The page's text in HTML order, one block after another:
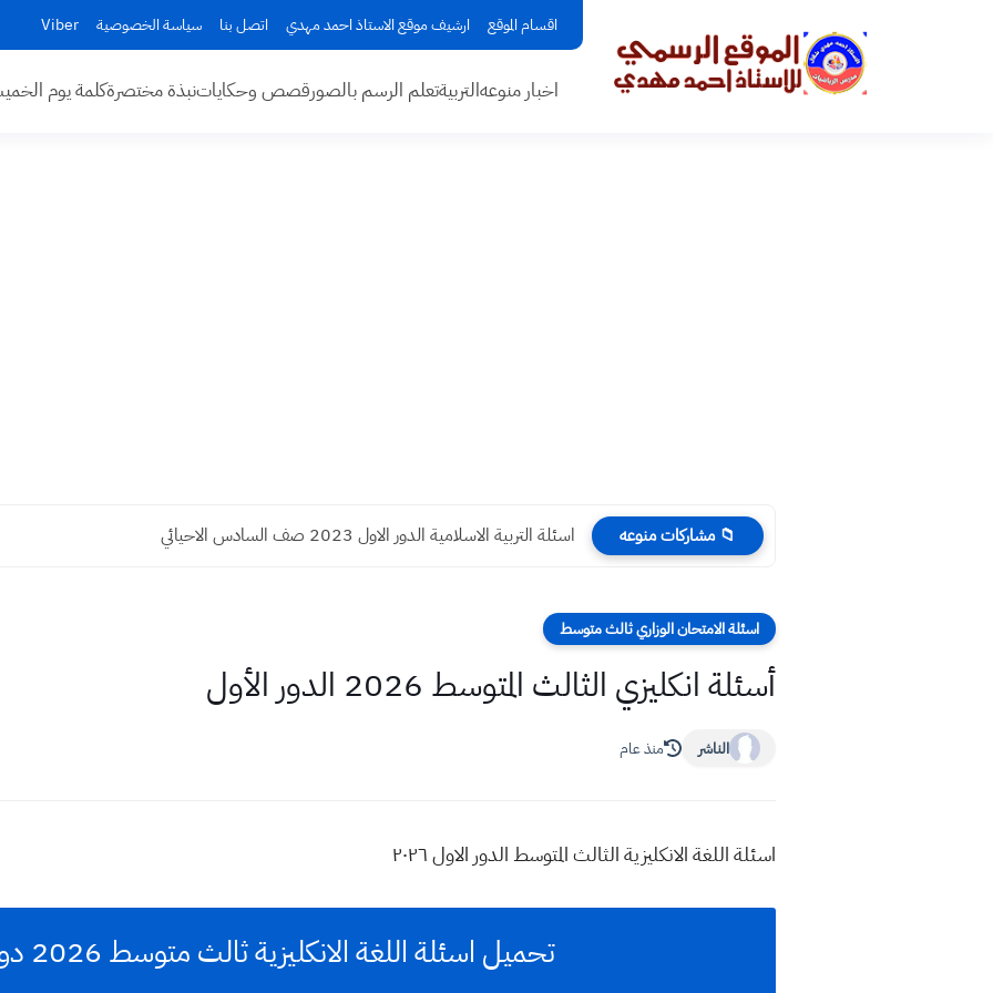
اقسام الموقع ارشيف موقع الاستاذ احمد مهدي اتصل بنا سياسة الخصوصية Viber
اخبار منوعهالتربيةتعلم الرسم بالصورقصص وحكاياتنبذة مختصرةكلمة يوم
📁 مشاركات منوعه اسئلة التربية الاسلامية الدور الاول 2023 صف السادس الاحيائي
اسئلة الامتحان الوزاري ثالث متوسط
أسئلة انكليزي الثالث المتوسط 2026 الدور الأول
الناشر منذ عام
اسئلة اللغة الانكليزية الثالث المتوسط الدور الاول ٢٠٢٦
تحميل اسئلة اللغة الانكليزية ثالث متوسط 2026 دور اول